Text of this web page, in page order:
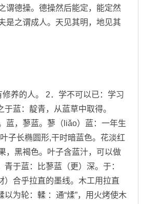
谓德操。德操然后能定，能定然
是之谓成人。天见其明，地见其
养的人。 2．学不可以已：学习
于蓝：靛青，从蓝草中取得。
蓝，蓼蓝。蓼（liǎo）蓝：一年生
子长椭圆形,干时暗蓝色。花淡红
，黑褐色。叶子含蓝汁，可以做
青于蓝：比蓼蓝（更）深。于：
）合乎拉直的墨线。木工用拉直
为轮：輮 ：通“煣”，用火烤使木